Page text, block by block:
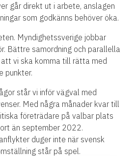
går direkt ut i arbete, anslagen
som godkänns behöver öka.
Myndighetssverige jobbar
Bättre samordning och parallella
vi ska komma till rätta med
punkter.
står vi inför vägval med
Med några månader kvar till
företrädare på valbar plats
än september 2022.
duger inte när svensk
står på spel.